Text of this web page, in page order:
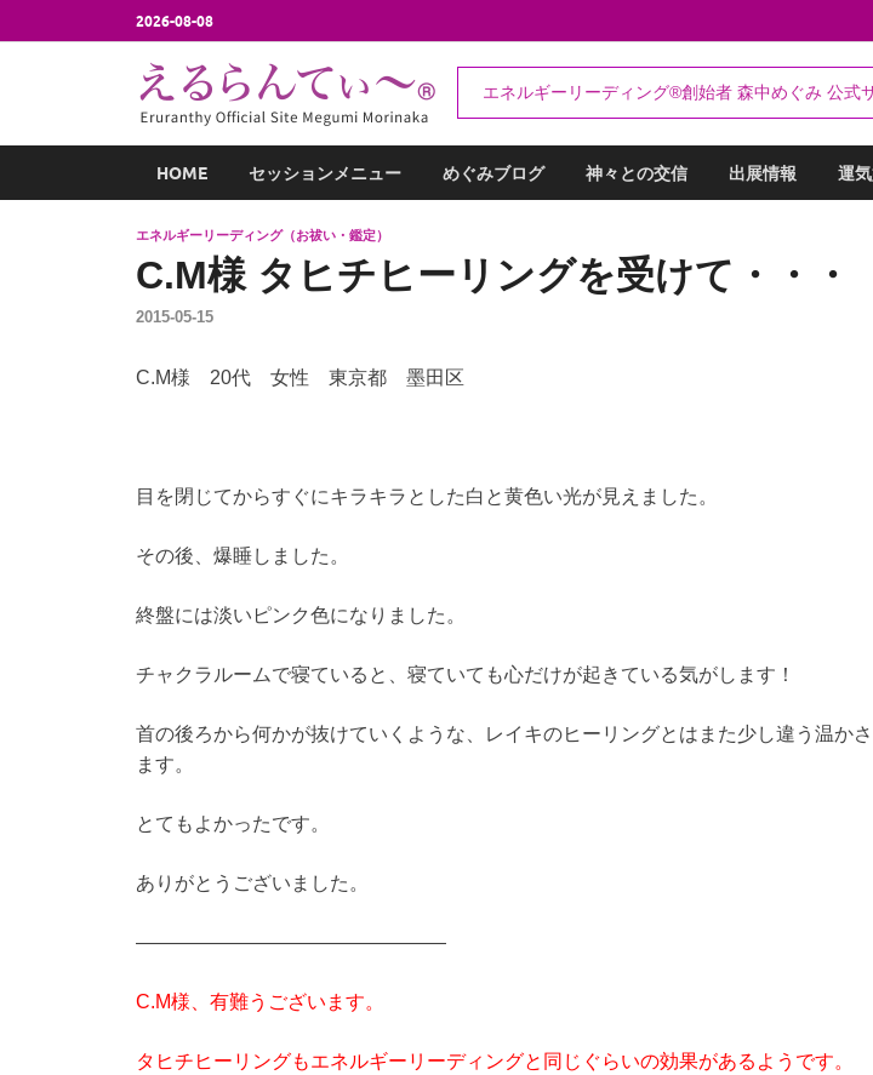
2026-08-08
えるらんてぃ～®
エネルギーリーディング®創始者 森中めぐみ｜お祓
エネルギーリーディング®創始者 森中めぐみ 公
HOME セッションメニュー めぐみブログ 神々との交信 出展情報 運
エネルギーリーディング（お祓い・鑑定）
C.M様 タヒチヒーリングを受けて・・・
2015-05-15
C.M様 20代 女性 東京都 墨田区
目を閉じてからすぐにキラキラとした白と黄色い光が見えました。
その後、爆睡しました。
終盤には淡いピンク色になりました。
チャクラルームで寝ていると、寝ていても心だけが起きている気がします！
首の後ろから何かが抜けていくような、レイキのヒーリングとはまた少し違う温か
ます。
とてもよかったです。
ありがとうございました。
————————————————
C.M様、有難うございます。
タヒチヒーリングもエネルギーリーディングと同じぐらいの効果があるようです。